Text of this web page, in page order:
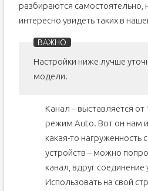
разбираются
интересно увидеть таких в
Настройки ниже лучше
модели.
Канал – выставляется
режим Auto. Вот он нам
какая-то нагруженность
устройств – можно
канал, вдруг соединение
Использовать на свой